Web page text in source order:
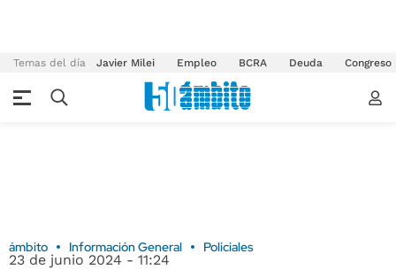
Temas del día Javier Milei Empleo BCRA Deuda Congreso
ámbito Información General Policiales
23 de junio 2024 - 11:24